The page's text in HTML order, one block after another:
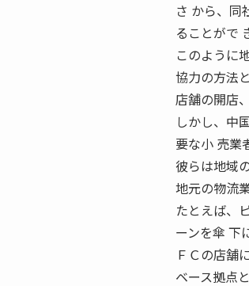
さ から、同
ることがで
このように
協力の方法
店舗の開店
しかし、中
要な小 売業
彼らは地域
地元の物流
たとえば、
ーンを傘 下
ＦＣの店舗
ベース拠点